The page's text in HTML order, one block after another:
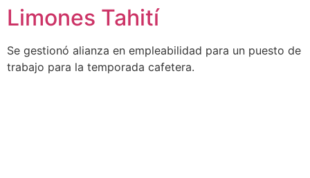
Limones Tahití
Se gestionó alianza en empleabilidad para un puesto de
trabajo para la temporada cafetera.